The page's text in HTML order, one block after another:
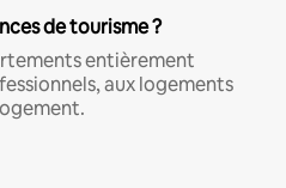
de tourisme ?
entièrement
aux logements